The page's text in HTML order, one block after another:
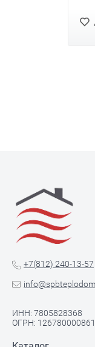
+7(812) 240-13-57
ИНН: 7805828368
ОГРН: